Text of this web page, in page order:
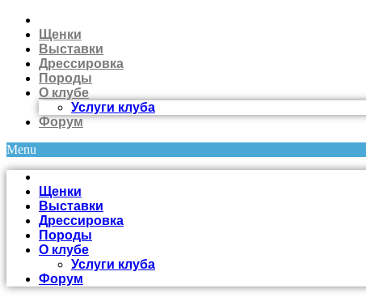
Щенки
Выставки
Дрессировка
Породы
О клубе
Услуги клуба
Форум
Menu
Щенки
Выставки
Дрессировка
Породы
О клубе
Услуги клуба
Форум